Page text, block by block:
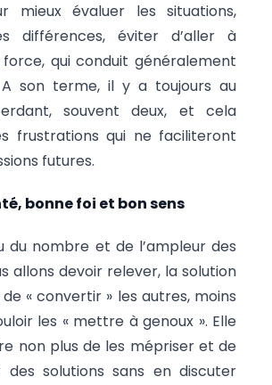
mieux évaluer les situations,
différences, éviter d’aller à
force, qui conduit généralement
son terme, il y a toujours au
souvent deux, et cela
frustrations qui ne faciliteront
futures.
bonne foi et bon sens
du nombre et de l’ampleur des
allons devoir relever, la solution
« convertir » les autres, moins
les « mettre à genoux ». Elle
non plus de les mépriser et de
des solutions sans en discuter